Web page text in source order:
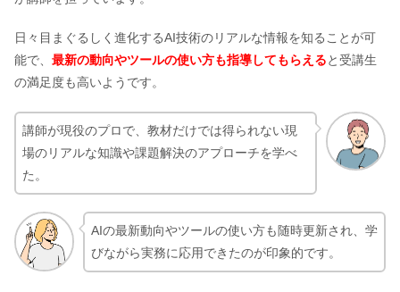
日々目まぐるしく進化するAI技術のリアルな情報を知ることが可
能で、 最新の動向やツールの使い方も指導してもらえると受講生
の満足度も高いようです。
講師が現役のプロで、教材だけでは得られない現
場のリアルな知識や課題解決のアプローチを学べ
た。
AIの最新動向やツールの使い方も随時更新され、学
びながら実務に応用できたのが印象的です。